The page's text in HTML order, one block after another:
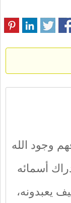
وجود الله
أسمائه
يعبدونه،